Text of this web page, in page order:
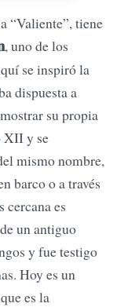
“Valiente”, tiene
, uno de los
se inspiró la
dispuesta a
su propia
XII y se
mismo nombre,
barco o a través
cercana es
un antiguo
y fue testigo
Hoy es un
es la